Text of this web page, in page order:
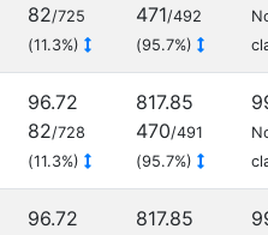
82/725
(11.3%)
471/492
(95.7%)
96.72
82/728
(11.3%)
817.85
470/491
(95.7%)
96.72
817.85